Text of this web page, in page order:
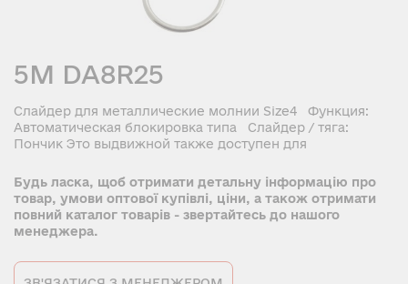
5M DA8R25
Слайдер для металлические молнии Size4 Функция:
Автоматическая блокировка типа Слайдер / тяга:
Пончик Это выдвижной также доступен для
Будь ласка, щоб отримати детальну інформацію про
товар, умови оптової купівлі, ціни, а також отримати
повний каталог товарів - звертайтесь до нашого
менеджера.